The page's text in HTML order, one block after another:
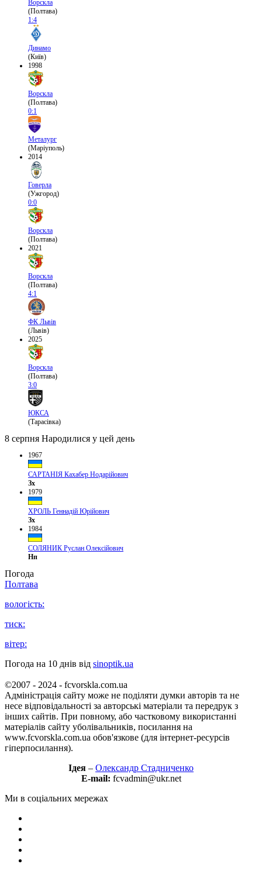
Ворскла
(Полтава)
1:4
Динамо
(Київ)
1998
Ворскла
(Полтава)
0:1
Металург
(Маріуполь)
2014
Говерла
(Ужгород)
0:0
Ворскла
(Полтава)
2021
Ворскла
(Полтава)
4:1
ФК Львів
(Львів)
2025
Ворскла
(Полтава)
3:0
ЮКСА
(Тарасівка)
8 серпня Народилися у цей день
1967
САРТАНІЯ Кахабер Нодарійович
Зх
1979
ХРОЛЬ Геннадій Юрійович
Зх
1984
СОЛЯНИК Руслан Олексійович
Нп
Погода
Полтава
вологість:
тиск:
вітер:
Погода на 10 днів від sinoptik.ua
©2007 - 2024 - fcvorskla.com.ua
Адміністрація сайту може не поділяти думки авторів та не
несе відповідальності за авторські матеріали та передрук з
інших сайтів. При повному, або частковому використанні
матеріалів сайту уболівальників, посилання на
www.fcvorskla.com.ua обов'язкове (для інтернет-ресурсів
гіперпосилання).
Ідея – Олександр Стадниченко
E-mail: fcvadmin@ukr.net
Ми в соціальних мережах